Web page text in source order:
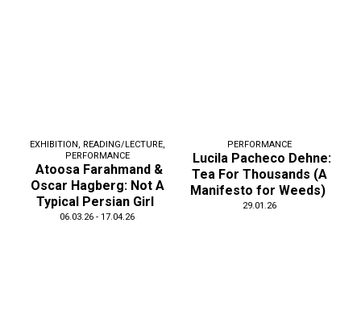
EXHIBITION , READING/LECTURE,
PERFORMANCE
Atoosa Farahmand &
Oscar Hagberg: Not A
Typical Persian Girl
06.03.26 - 17.04.26
PERFORMANCE
Lucila Pacheco Dehne:
Tea For Thousands (A
Manifesto for Weeds)
29.01.26